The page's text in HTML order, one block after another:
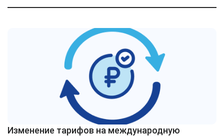
Изменение тарифов на международную